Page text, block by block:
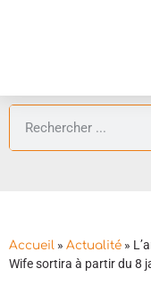
Accueil » Actualité »
Wife sortira à partir du 8